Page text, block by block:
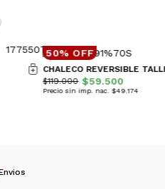
50% OFF
CHALECO REVERSIBLE
$119.000 $59.500
Precio sin imp. nac. $49.174